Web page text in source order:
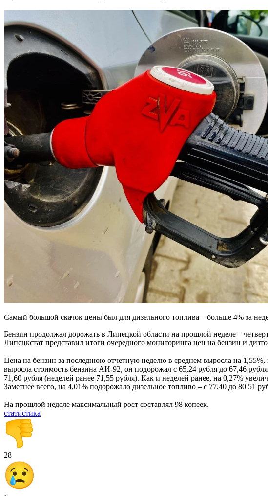
Самый большой скачок цены был для дизельного топлива – больше 4% за
Бензин продолжал дорожать в Липецкой области на прошлой неделе –
Липецкстат представил итоги очередного мониторинга цен на бензин и
Цена на бензин за последнюю отчетную неделю в среднем выросла на 1,55%,
выросла стоимость бензина АИ-92, он подорожал с 65,24 рубля до 67,46
71,60 рубля (неделей ранее 71,55 рубля). Как и неделей ранее, на 0,27%
Заметнее всего, на 4,01% подорожало дизельное топливо – с 77,40 до 80,51
На прошлой неделе максимальный рост составлял 98 копеек.
статистика
28